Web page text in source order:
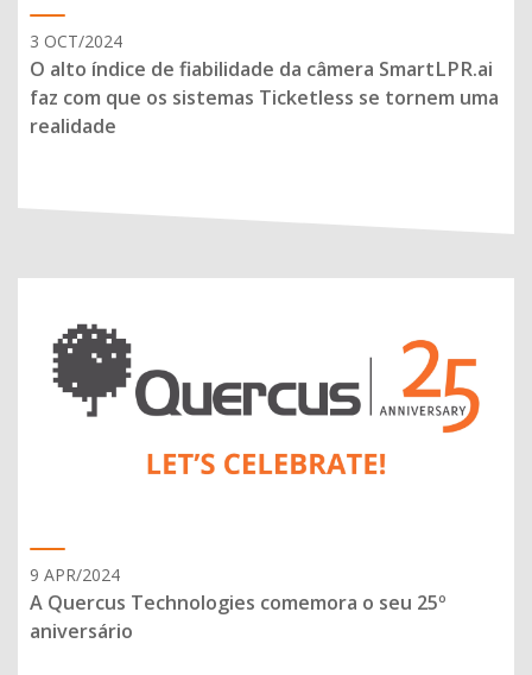
3 OCT/2024
O alto índice de fiabilidade da câmera SmartLPR.ai
faz com que os sistemas Ticketless se tornem uma
realidade
9 APR/2024
A Quercus Technologies comemora o seu 25º
aniversário